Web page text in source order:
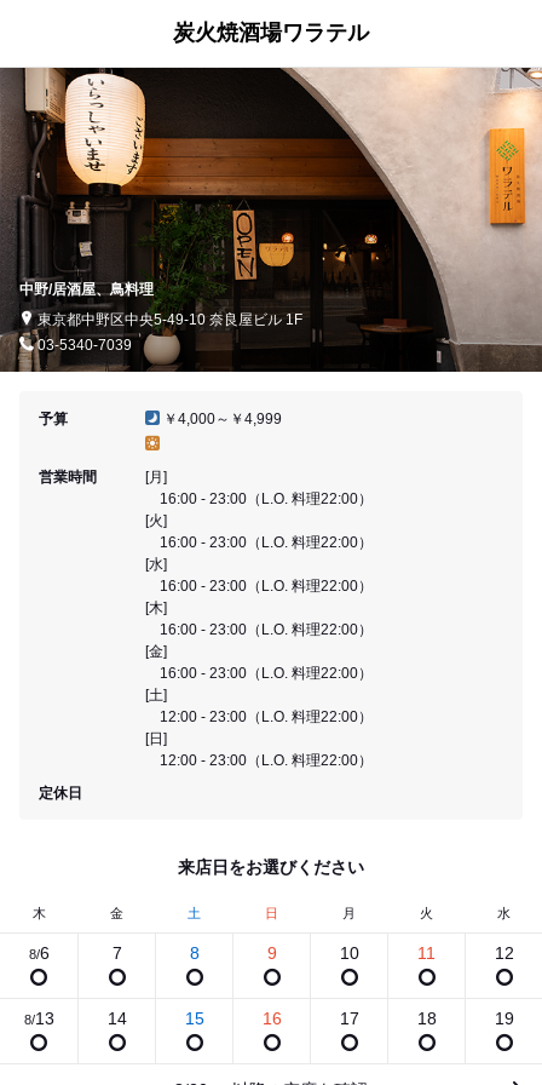
炭火焼酒場ワラテル
中野/居酒屋、鳥料理
東京都中野区中央5-49-10 奈良屋ビル 1F
03-5340-7039
予算 ￥4,000～￥4,999
営業時間
[月]
16:00 - 23:00（L.O. 料理22:00）
[火]
16:00 - 23:00（L.O. 料理22:00）
[水]
16:00 - 23:00（L.O. 料理22:00）
[木]
16:00 - 23:00（L.O. 料理22:00）
[金]
16:00 - 23:00（L.O. 料理22:00）
[土]
12:00 - 23:00（L.O. 料理22:00）
[日]
12:00 - 23:00（L.O. 料理22:00）
定休日
来店日をお選びください
木 金 土 日 月 火 水
8/6 7 8 9 10 11 12
8/13 14 15 16 17 18 19